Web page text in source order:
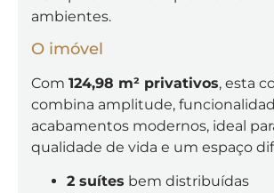
ambientes.
O imóvel
Com 124,98 m² privativos, esta
combina amplitude,
acabamentos modernos, ideal
qualidade de vida e um espaço
2 suítes bem distribuídas